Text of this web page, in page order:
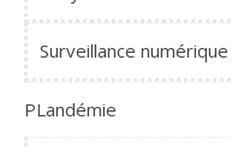
Surveillance numérique
PLandémie